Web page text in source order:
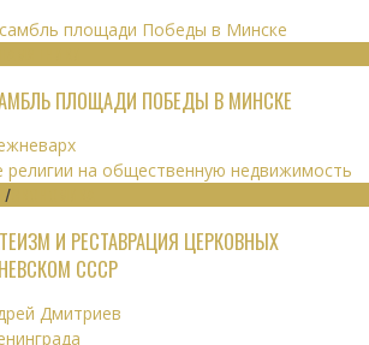
ПЛОЩАДИ ПОБЕДЫ В МИНСКЕ
/
И РЕСТАВРАЦИЯ ЦЕРКОВНЫХ
СССР
Дмитриев